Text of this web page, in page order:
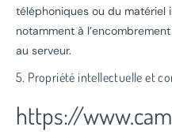
téléphoniques ou du matériel
notamment à
au serveur.
5. Propriété intellectuelle et
https://